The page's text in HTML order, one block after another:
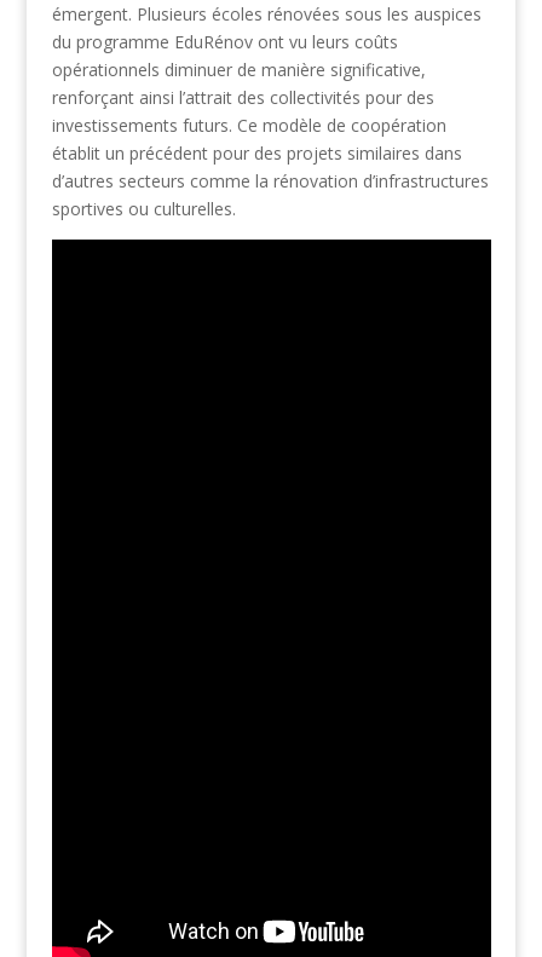
émergent. Plusieurs écoles rénovées sous les auspices
du programme EduRénov ont vu leurs coûts
opérationnels diminuer de manière significative,
renforçant ainsi l’attrait des collectivités pour des
investissements futurs. Ce modèle de coopération
établit un précédent pour des projets similaires dans
d’autres secteurs comme la rénovation d’infrastructures
sportives ou culturelles.